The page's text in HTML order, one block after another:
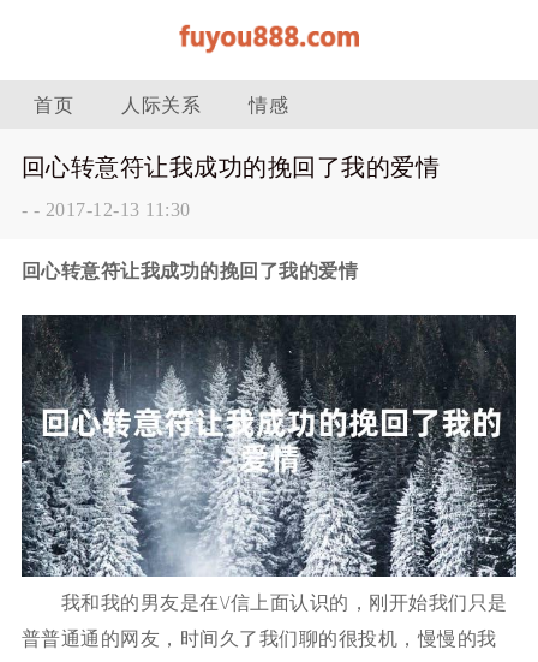
首页 人际关系 情感
回心转意符让我成功的挽回了我的爱情
- - 2017-12-13 11:30
回心转意符让我成功的挽回了我的爱情
我和我的男友是在\/信上面认识的，刚开始我们只是
普普通通的网友，时间久了我们聊的很投机，慢慢的我